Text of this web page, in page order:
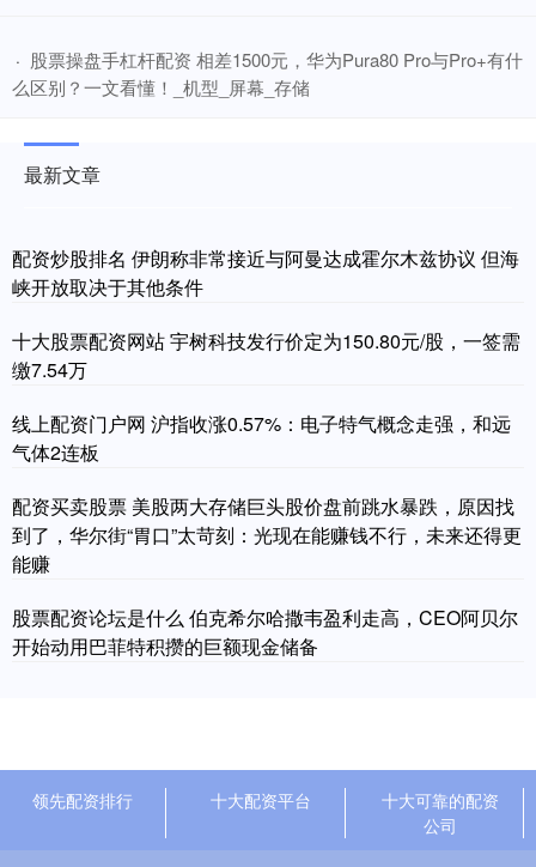
· ​股票操盘手杠杆配资 相差1500元，华为Pura80 Pro与Pro+有什
么区别？一文看懂！_机型_屏幕_存储
最新文章
配资炒股排名 伊朗称非常接近与阿曼达成霍尔木兹协议 但海
峡开放取决于其他条件
十大股票配资网站 宇树科技发行价定为150.80元/股，一签需
缴7.54万
线上配资门户网 沪指收涨0.57%：电子特气概念走强，和远
气体2连板
配资买卖股票 美股两大存储巨头股价盘前跳水暴跌，原因找
到了，华尔街“胃口”太苛刻：光现在能赚钱不行，未来还得更
能赚
股票配资论坛是什么 伯克希尔哈撒韦盈利走高，CEO阿贝尔
开始动用巴菲特积攒的巨额现金储备
领先配资排行 十大配资平台
十大可靠的配资
公司